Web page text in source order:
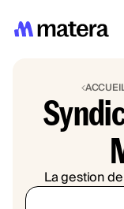
La gestion